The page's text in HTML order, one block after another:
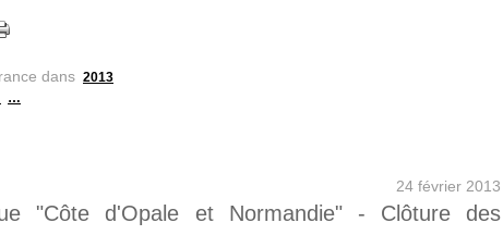
dans 2013
…
24 février 2013
"Côte d'Opale et Normandie" - Clôture des